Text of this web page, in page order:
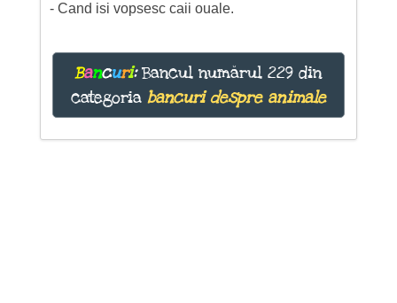
- Cand isi vopsesc caii ouale.
Bancuri:Bancul numărul 229 din
categoria bancuri despre animale